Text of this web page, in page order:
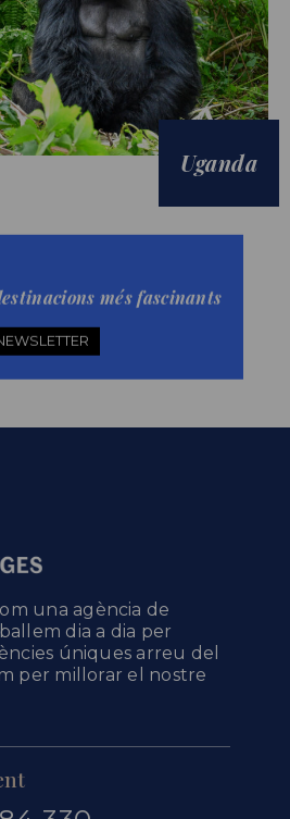
Uganda
més fascinants
una agència de
dia a dia per
úniques arreu del
per millorar el nostre